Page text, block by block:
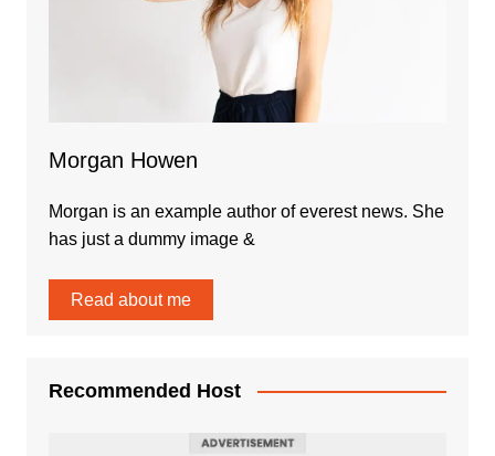
Morgan Howen
Morgan is an example author of everest news. She
has just a dummy image &
Read about me
Recommended Host